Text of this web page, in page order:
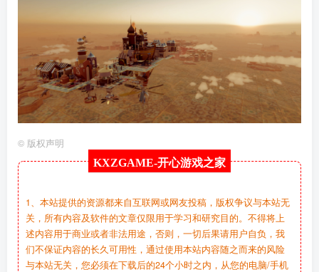
© 版权声明
KXZGAME-开心游戏之家
1、本站提供的资源都来自互联网或网友投稿，版权争议与本站无
关，所有内容及软件的文章仅限用于学习和研究目的。不得将上
述内容用于商业或者非法用途，否则，一切后果请用户自负，我
们不保证内容的长久可用性，通过使用本站内容随之而来的风险
与本站无关，您必须在下载后的24个小时之内，从您的电脑/手机